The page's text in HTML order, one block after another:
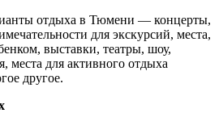
отдыха в Тюмени — концерты,
для экскурсий, места,
выставки, театры, шоу,
места для активного отдыха
другое.